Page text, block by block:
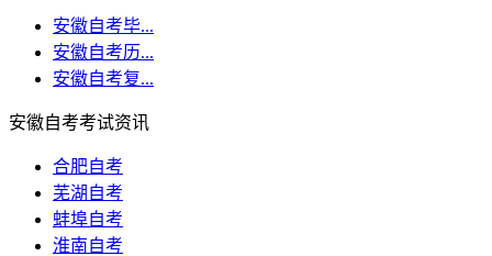
安徽自考毕...
安徽自考历...
安徽自考复...
安徽自考考试资讯
合肥自考
芜湖自考
蚌埠自考
淮南自考